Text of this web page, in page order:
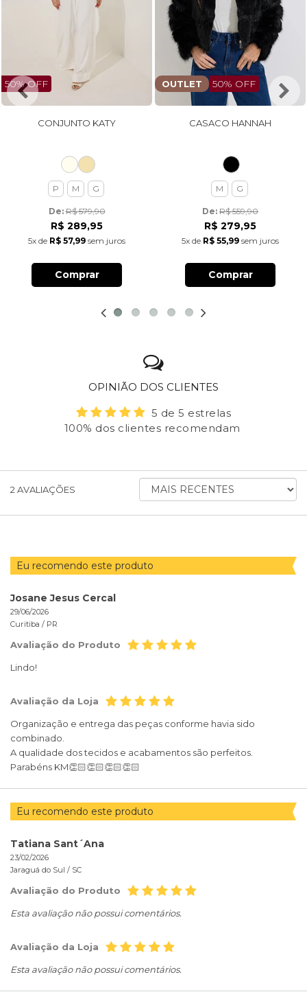
50% OFF
CONJUNTO KATY
P M G
De: R$ 579,90
R$ 289,95
5x de R$ 57,99 sem juros
Comprar
OUTLET 50% OFF
CASACO HANNAH
M G
De: R$ 559,90
R$ 279,95
5x de R$ 55,99 sem juros
Comprar
OPINIÃO DOS CLIENTES
5 de 5 estrelas
100% dos clientes recomendam
2 AVALIAÇÕES
ORDENAR
AVALIAÇÕES
Eu recomendo este produto
Josane Jesus Cercal
29/06/2026
Curitiba / PR
Avaliação do Produto
Lindo!
Avaliação da Loja
Organização e entrega das peças conforme havia sido
combinado.
A qualidade dos tecidos e acabamentos são perfeitos.
Parabéns KM👏🏻👏🏻👏🏻👏🏻
Eu recomendo este produto
Tatiana Sant´Ana
23/02/2026
Jaraguá do Sul / SC
Avaliação do Produto
Esta avaliação não possui comentários.
Avaliação da Loja
Esta avaliação não possui comentários.